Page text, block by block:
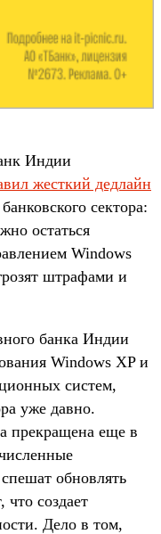
Индии
жесткий дедлайн
сектора:
остаться
Windows
штрафами и
банка Индии
Windows XP и
систем,
уже давно.
прекращена еще в
обновлять
создает
Дело в том,